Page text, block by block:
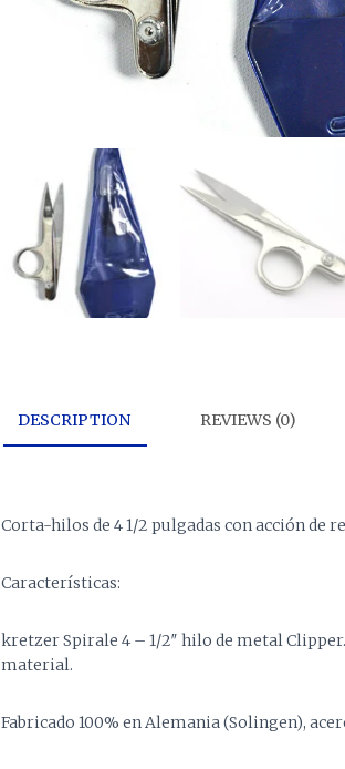
DESCRIPTION REVIEWS (0)
Corta-hilos de 4 1/2 pulgadas con acción de
Características:
kretzer Spirale 4 – 1/2″ hilo de metal
material.
Fabricado 100% en Alemania (Solingen),